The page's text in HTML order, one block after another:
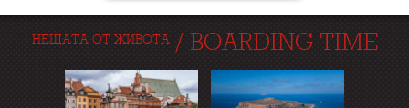
НЕЩАТА ОТ ЖИВОТА/ BOARDING TIME